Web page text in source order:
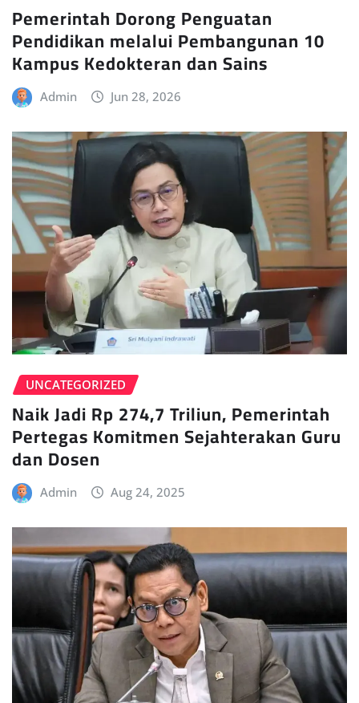
Pemerintah Dorong Penguatan
Pendidikan melalui Pembangunan 10
Kampus Kedokteran dan Sains
Admin Jun 28, 2026
UNCATEGORIZED
Naik Jadi Rp 274,7 Triliun, Pemerintah
Pertegas Komitmen Sejahterakan Guru
dan Dosen
Admin Aug 24, 2025